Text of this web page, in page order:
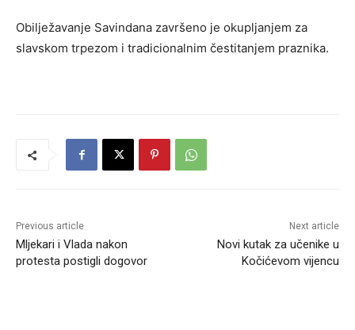
Obilježavanje Savindana završeno je okupljanjem za
slavskom trpezom i tradicionalnim čestitanjem praznika.
Previous article
Mljekari i Vlada nakon
protesta postigli dogovor
Next article
Novi kutak za učenike u
Kočićevom vijencu